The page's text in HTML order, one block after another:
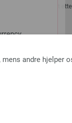
andre hjelper
gratis via e-post
plastgrep)
plastgrep fra
pluss leverans og ev